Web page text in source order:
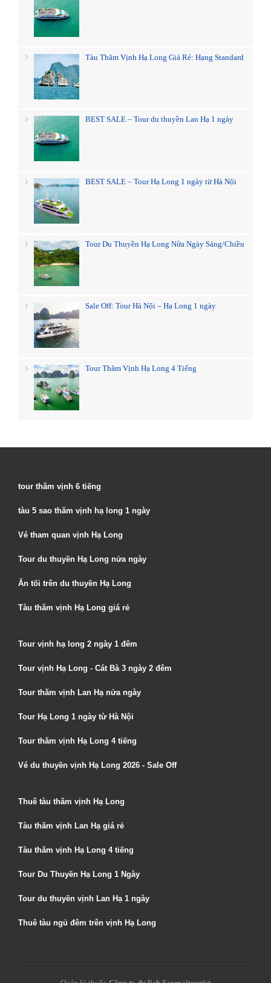
Tàu Thăm Vịnh Hạ Long Giá Rẻ: Hạng Standard
BEST SALE – Tour du thuyền Lan Hạ 1 ngày
BEST SALE – Tour Hạ Long 1 ngày từ Hà Nội
Tour Du Thuyền Hạ Long Nửa Ngày Sáng/Chiều
Sale Off: Tour Hà Nội – Hạ Long 1 ngày
Tour Thăm Vịnh Hạ Long 4 Tiếng
tour thăm vịnh 6 tiếng
tàu 5 sao thăm vịnh hạ long 1 ngày
Vé tham quan vịnh Hạ Long
Tour du thuyền Hạ Long nửa ngày
Ăn tối trên du thuyền Hạ Long
Tàu thăm vịnh Hạ Long giá rẻ
Tour vịnh hạ long 2 ngày 1 đêm
Tour vịnh Hạ Long - Cát Bà 3 ngày 2 đêm
Tour thăm vịnh Lan Hạ nửa ngày
Tour Hạ Long 1 ngày từ Hà Nội
Tour thăm vịnh Hạ Long 4 tiếng
Vé du thuyền vịnh Hạ Long 2026 - Sale Off
Thuê tàu thăm vịnh Hạ Long
Tàu thăm vịnh Lan Hạ giá rẻ
Tàu thăm vịnh Hạ Long 4 tiếng
Tour Du Thuyền Hạ Long 1 Ngày
Tour du thuyền vịnh Lan Hạ 1 ngày
Thuê tàu ngủ đêm trên vịnh Hạ Long